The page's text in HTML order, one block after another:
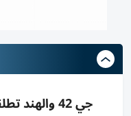
جي 42